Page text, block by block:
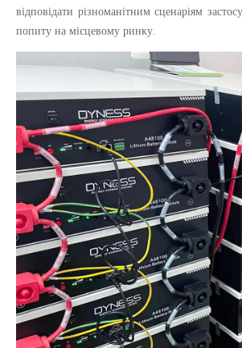
відповідати різноманітним сценаріям
попиту на місцевому ринку.